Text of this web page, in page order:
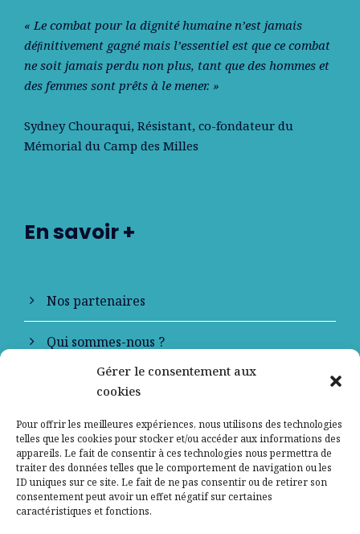
Gérer le consentement aux
cookies
Pour offrir les meilleures expériences, nous utilisons des technologies
telles que les cookies pour stocker et/ou accéder aux informations des
appareils. Le fait de consentir à ces technologies nous permettra de
traiter des données telles que le comportement de navigation ou les
ID uniques sur ce site. Le fait de ne pas consentir ou de retirer son
consentement peut avoir un effet négatif sur certaines
caractéristiques et fonctions.
« Le combat pour la dignité humaine n’est jamais
déﬁnitivement gagné mais l’essentiel est que ce combat
ne soit jamais perdu non plus, tant que des hommes et
des femmes sont prêts à le mener. »
Sydney Chouraqui, Résistant, co-fondateur du
Mémorial du Camp des Milles
En savoir +
Nos partenaires
Qui sommes-nous ?
Contactez-nous
Mentions légales
Politique de confidentialité